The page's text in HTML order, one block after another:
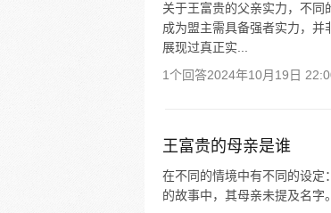
关于王富贵的父亲实力，不
成为盟主需具备强者实力，
展现过真正实...
1个回答2024年10月19日
王富贵的母亲是谁
在不同的情境中有不同的设
的故事中，其母亲未提及名字